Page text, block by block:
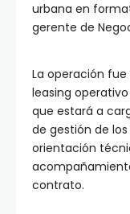
urbana en
gerente de
La operación fue
leasing
que estará a
de gestión de
orientación
contrato.